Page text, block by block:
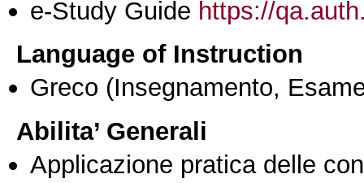
e-Study Guide https://
Language of Instruction
Greco (Insegnamento,
Abilita’ Generali
Applicazione pratica delle